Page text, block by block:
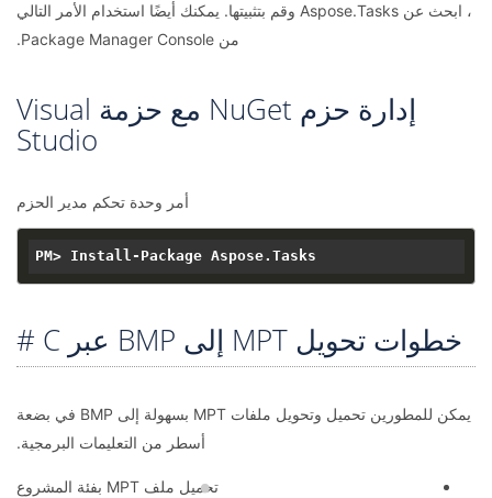
، ابحث عن Aspose.Tasks وقم بتثبيتها. يمكنك أيضًا استخدام الأمر التالي
من Package Manager Console.
إدارة حزم NuGet مع حزمة Visual
Studio
أمر وحدة تحكم مدير الحزم
خطوات تحويل MPT إلى BMP عبر C #
يمكن للمطورين تحميل وتحويل ملفات MPT بسهولة إلى BMP في بضعة
أسطر من التعليمات البرمجية.
تحميل ملف MPT بفئة المشروع